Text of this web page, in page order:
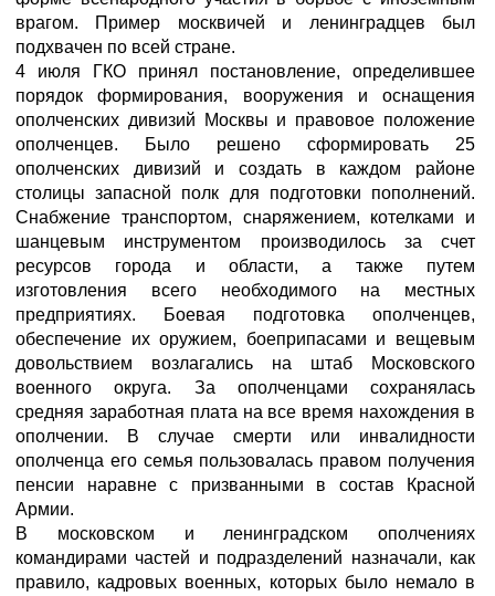
врагом. Пример москвичей и ленинградцев был
подхвачен по всей стране.
4 июля ГКО принял постановление, определившее
порядок формирования, вооружения и оснащения
ополченских дивизий Москвы и правовое положение
ополченцев. Было решено сформировать 25
ополченских дивизий и создать в каждом районе
столицы запасной полк для подготовки пополнений.
Снабжение транспортом, снаряжением, котелками и
шанцевым инструментом производилось за счет
ресурсов города и области, а также путем
изготовления всего необходимого на местных
предприятиях. Боевая подготовка ополченцев,
обеспечение их оружием, боеприпасами и вещевым
довольствием возлагались на штаб Московского
военного округа. За ополченцами сохранялась
средняя заработная плата на все время нахождения в
ополчении. В случае смерти или инвалидности
ополченца его семья пользовалась правом получения
пенсии наравне с призванными в состав Красной
Армии.
В московском и ленинградском ополчениях
командирами частей и подразделений назначали, как
правило, кадровых военных, которых было немало в